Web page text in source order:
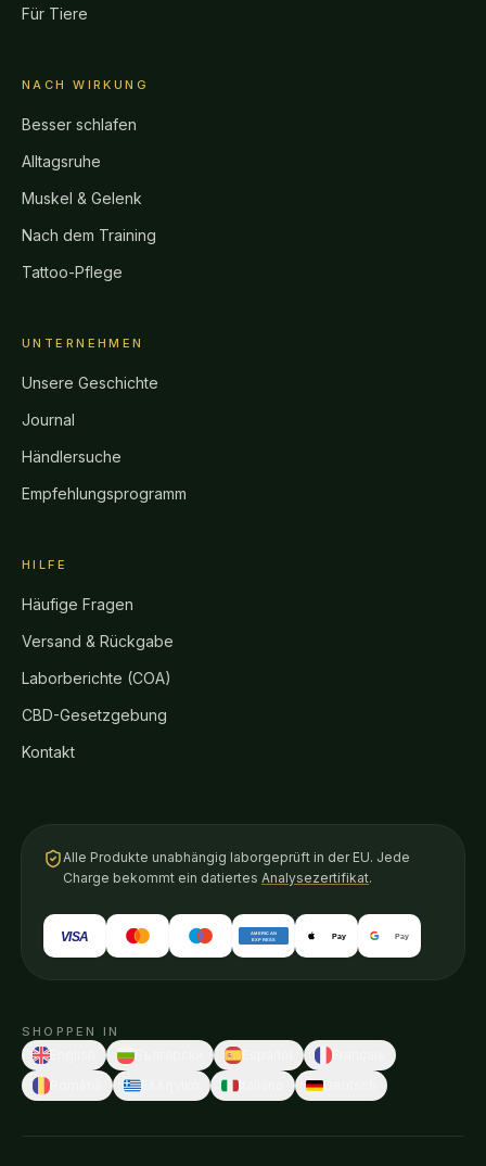
Für Tiere
NACH WIRKUNG
Besser schlafen
Alltagsruhe
Muskel & Gelenk
Nach dem Training
Tattoo-Pflege
UNTERNEHMEN
Unsere Geschichte
Journal
Händlersuche
Empfehlungsprogramm
HILFE
Häufige Fragen
Versand & Rückgabe
Laborberichte (COA)
CBD-Gesetzgebung
Kontakt
Alle Produkte unabhängig laborgeprüft in der EU. Jede
Charge bekommt ein datiertes Analysezertifikat.
VISA AMERICAN
EXPRESS Pay Pay
SHOPPEN IN